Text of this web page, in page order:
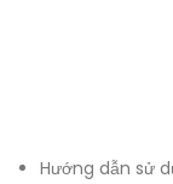
Hướng dẫn sử